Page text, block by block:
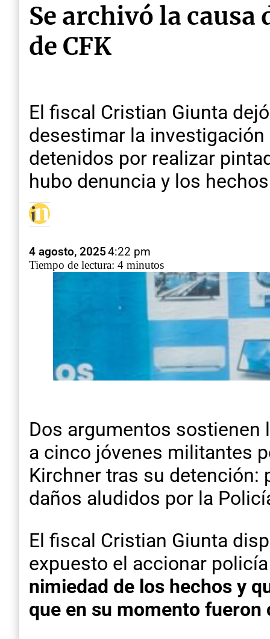
Se archivó la
de CFK
El fiscal Cristian Giunta
desestimar la
detenidos por realizar
hubo denuncia y los
4 agosto, 20254:22 pm
Tiempo de lectura: 4 minutos
Dos argumentos
a cinco jóvenes militantes
Kirchner tras su detención:
daños aludidos por la
El fiscal Cristian Giunta
expuesto el accionar
nimiedad de los hechos y
que en su momento